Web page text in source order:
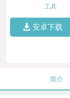
工具
安卓下载
简介